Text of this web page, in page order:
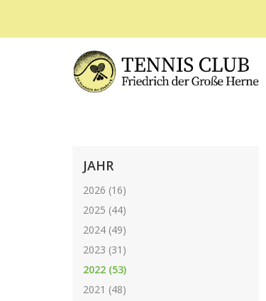
JAHR
2026 (16)
2025 (44)
2024 (49)
2023 (31)
2022 (53)
2021 (48)